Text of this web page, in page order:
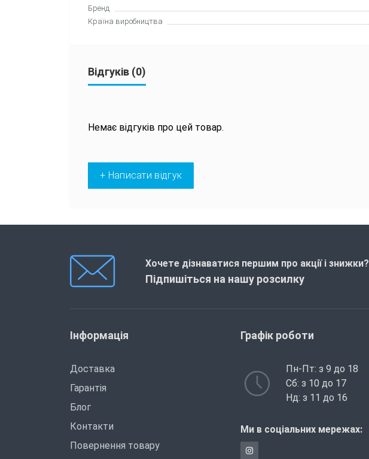
Бренд
Країна виробництва
Відгуків (0)
Немає відгуків про цей товар.
+ Написати відгук
Хочете дізнаватися першим про акції і знижки?
Підпишіться на нашу розсилку
Інформація
Доставка
Гарантія
Блог
Контакти
Повернення товару
Графік роботи
Пн-Пт: з 9 до 18
Сб: з 10 до 17
Нд: з 11 до 16
Ми в соціальних мережах: